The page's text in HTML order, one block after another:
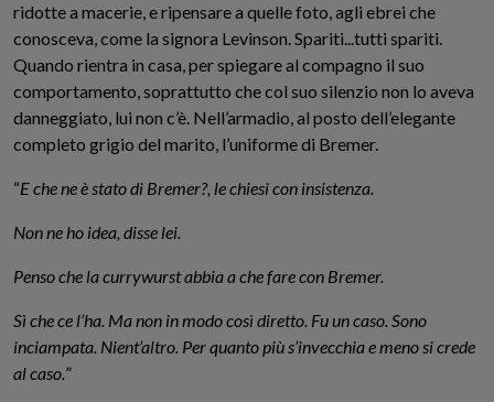
ridotte a macerie, e ripensare a quelle foto, agli ebrei che
conosceva, come la signora Levinson. Spariti...tutti spariti.
Quando rientra in casa, per spiegare al compagno il suo
comportamento, soprattutto che col suo silenzio non lo aveva
danneggiato, lui non c’è. Nell’armadio, al posto dell’elegante
completo grigio del marito, l’uniforme di Bremer.
“E che ne è stato di Bremer?, le chiesi con insistenza.
Non ne ho idea, disse lei.
Penso che la currywurst abbia a che fare con Bremer.
Sì che ce l’ha. Ma non in modo così diretto. Fu un caso. Sono
inciampata. Nient’altro. Per quanto più s’invecchia e meno si crede
al caso.”